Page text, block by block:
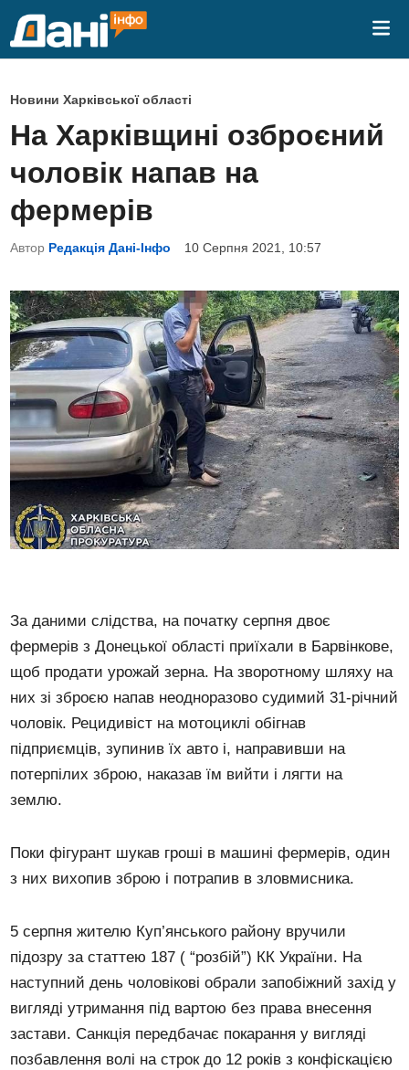
P
o
s
t
e
d
i
Новини Харківської області
На Харківщині озброєний
чоловік напав на
фермерів
Автор Редакція Дані-Інфо 10 Серпня 2021, 10:57
За даними слідства, на початку серпня двоє
фермерів з Донецької області приїхали в Барвінкове,
щоб продати урожай зерна. На зворотному шляху на
них зі зброєю напав неодноразово судимий 31-річний
чоловік. Рецидивіст на мотоциклі обігнав
підприємців, зупинив їх авто і, направивши на
потерпілих зброю, наказав їм вийти і лягти на
землю.
Поки фігурант шукав гроші в машині фермерів, один
з них вихопив зброю і потрапив в зловмисника.
5 серпня жителю Куп’янського району вручили
підозру за статтею 187 ( “розбій”) КК України. На
наступний день чоловікові обрали запобіжний захід у
вигляді утримання під вартою без права внесення
застави. Санкція передбачає покарання у вигляді
позбавлення волі на строк до 12 років з конфіскацією